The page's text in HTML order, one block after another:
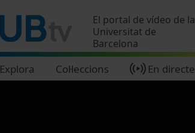
El portal de vídeo de la
Universitat de
Barcelona
Explora Col·leccions En directe